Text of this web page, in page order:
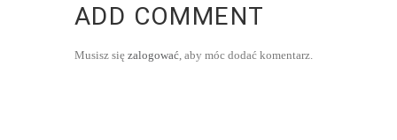
ADD COMMENT
Musisz się zalogować , aby móc dodać komentarz.